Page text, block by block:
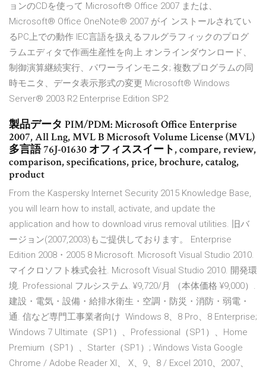
ョンのCDを使って Microsoft® Office 2007 または、
Microsoft® Office OneNote® 2007 がイ ンストールされてい
るPC上での動作 IEC言語を扱えるフルグラフィックのプログ
ラムエディタで作画生産性を向上 オンラインダウンロード、
制御演算継続実行、パワーラインモニタ; 複数プログラムの同
時モニタ、データ表示形式の変更 Microsoft® Windows
Server® 2003 R2 Enterprise Edition SP2
製品データ PIM/PDM: Microsoft Office Enterprise
2007, All Lng, MVL B Microsoft Volume License (MVL)
多言語 76J-01630 オフィススイート, compare, review,
comparison, specifications, price, brochure, catalog,
product
From the Kaspersky Internet Security 2015 Knowledge Base,
you will learn how to install, activate, and update the
application and how to download virus removal utilities. 旧バ
ージョン(2007,2003)もご提供しております。 Enterprise
Edition 2008・2005 8 Microsoft. Microsoft Visual Studio 2010.
マイクロソフト株式会社. Microsoft Visual Studio 2010. 開発環
境. Professional フルシステム. ¥9,720/月 （本体価格 ¥9,000）.
建設・電気・設備・給排水衛生・空調・防災・消防・弱電・
通. 信など専門工事業者向け Windows 8、8 Pro、8 Enterprise;
Windows 7 Ultimate（SP1）、Professional（SP1）、Home
Premium（SP1）、Starter（SP1）; Windows Vista Google
Chrome / Adobe Reader XI、 X、9、8 / Excel 2010、2007、